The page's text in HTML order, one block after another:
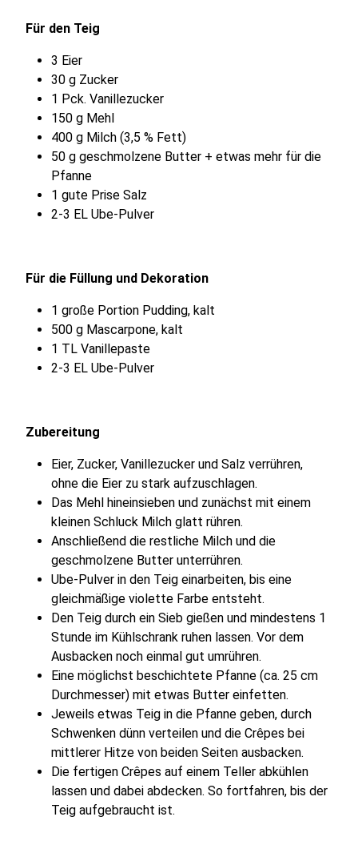
Für den Teig
3 Eier
30 g Zucker
1 Pck. Vanillezucker
150 g Mehl
400 g Milch (3,5 % Fett)
50 g geschmolzene Butter + etwas mehr für die
Pfanne
1 gute Prise Salz
2-3 EL Ube-Pulver
Für die Füllung und Dekoration
1 große Portion Pudding, kalt
500 g Mascarpone, kalt
1 TL Vanillepaste
2-3 EL Ube-Pulver
Zubereitung
Eier, Zucker, Vanillezucker und Salz verrühren,
ohne die Eier zu stark aufzuschlagen.
Das Mehl hineinsieben und zunächst mit einem
kleinen Schluck Milch glatt rühren.
Anschließend die restliche Milch und die
geschmolzene Butter unterrühren.
Ube-Pulver in den Teig einarbeiten, bis eine
gleichmäßige violette Farbe entsteht.
Den Teig durch ein Sieb gießen und mindestens 1
Stunde im Kühlschrank ruhen lassen. Vor dem
Ausbacken noch einmal gut umrühren.
Eine möglichst beschichtete Pfanne (ca. 25 cm
Durchmesser) mit etwas Butter einfetten.
Jeweils etwas Teig in die Pfanne geben, durch
Schwenken dünn verteilen und die Crêpes bei
mittlerer Hitze von beiden Seiten ausbacken.
Die fertigen Crêpes auf einem Teller abkühlen
lassen und dabei abdecken. So fortfahren, bis der
Teig aufgebraucht ist.